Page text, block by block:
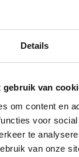
Details
gebruik van
om content en
voor
te
van onze